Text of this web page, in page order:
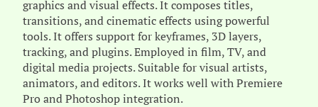
graphics and visual effects. It composes titles,
transitions, and cinematic effects using powerful
tools. It offers support for keyframes, 3D layers,
tracking, and plugins. Employed in film, TV, and
digital media projects. Suitable for visual artists,
animators, and editors. It works well with Premiere
Pro and Photoshop integration.